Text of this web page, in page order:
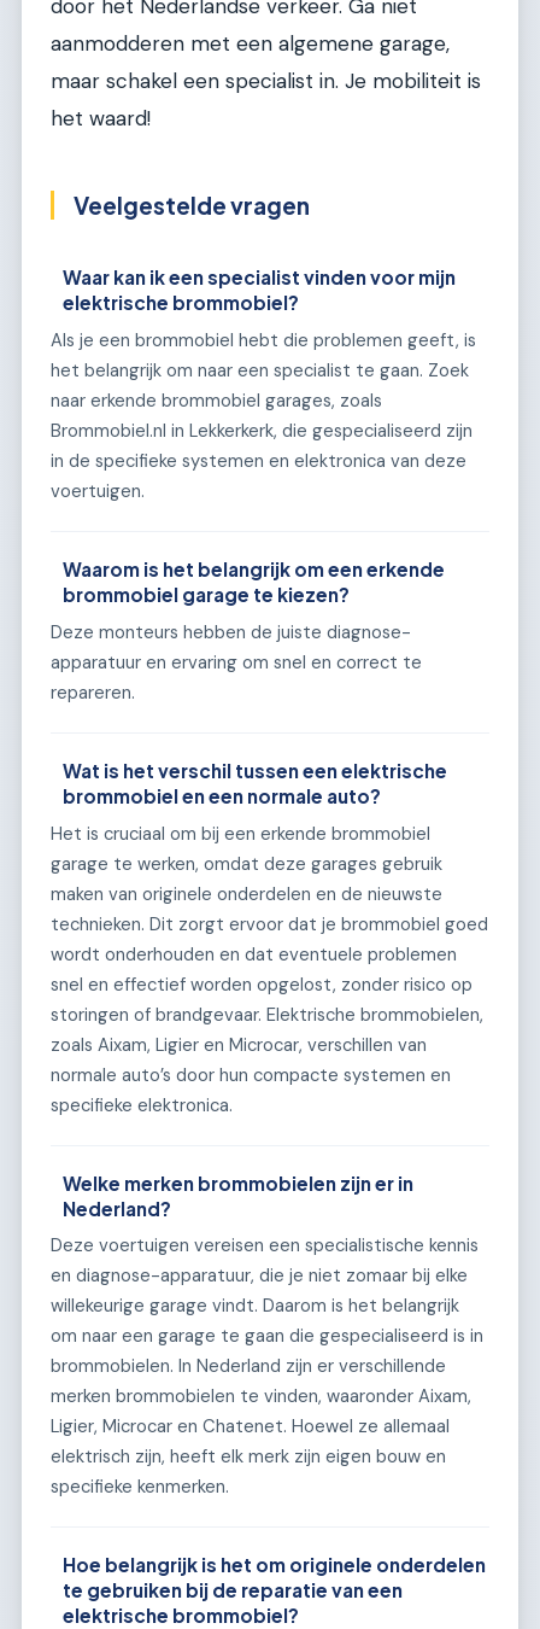
door het Nederlandse verkeer. Ga niet
aanmodderen met een algemene garage,
maar schakel een specialist in. Je mobiliteit is
het waard!
Veelgestelde vragen
Waar kan ik een specialist vinden voor mijn
elektrische brommobiel?
Als je een brommobiel hebt die problemen geeft, is
het belangrijk om naar een specialist te gaan. Zoek
naar erkende brommobiel garages, zoals
Brommobiel.nl in Lekkerkerk, die gespecialiseerd zijn
in de specifieke systemen en elektronica van deze
voertuigen.
Waarom is het belangrijk om een erkende
brommobiel garage te kiezen?
Deze monteurs hebben de juiste diagnose-
apparatuur en ervaring om snel en correct te
repareren.
Wat is het verschil tussen een elektrische
brommobiel en een normale auto?
Het is cruciaal om bij een erkende brommobiel
garage te werken, omdat deze garages gebruik
maken van originele onderdelen en de nieuwste
technieken. Dit zorgt ervoor dat je brommobiel goed
wordt onderhouden en dat eventuele problemen
snel en effectief worden opgelost, zonder risico op
storingen of brandgevaar. Elektrische brommobielen,
zoals Aixam, Ligier en Microcar, verschillen van
normale auto’s door hun compacte systemen en
specifieke elektronica.
Welke merken brommobielen zijn er in
Nederland?
Deze voertuigen vereisen een specialistische kennis
en diagnose-apparatuur, die je niet zomaar bij elke
willekeurige garage vindt. Daarom is het belangrijk
om naar een garage te gaan die gespecialiseerd is in
brommobielen. In Nederland zijn er verschillende
merken brommobielen te vinden, waaronder Aixam,
Ligier, Microcar en Chatenet. Hoewel ze allemaal
elektrisch zijn, heeft elk merk zijn eigen bouw en
specifieke kenmerken.
Hoe belangrijk is het om originele onderdelen
te gebruiken bij de reparatie van een
elektrische brommobiel?